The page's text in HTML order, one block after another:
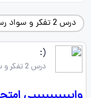
درس 2 تفکر و سواد رسانه ای
‌‌‌‌‌‌‌(:
درس 2 تفکر و سواد رسانه ای